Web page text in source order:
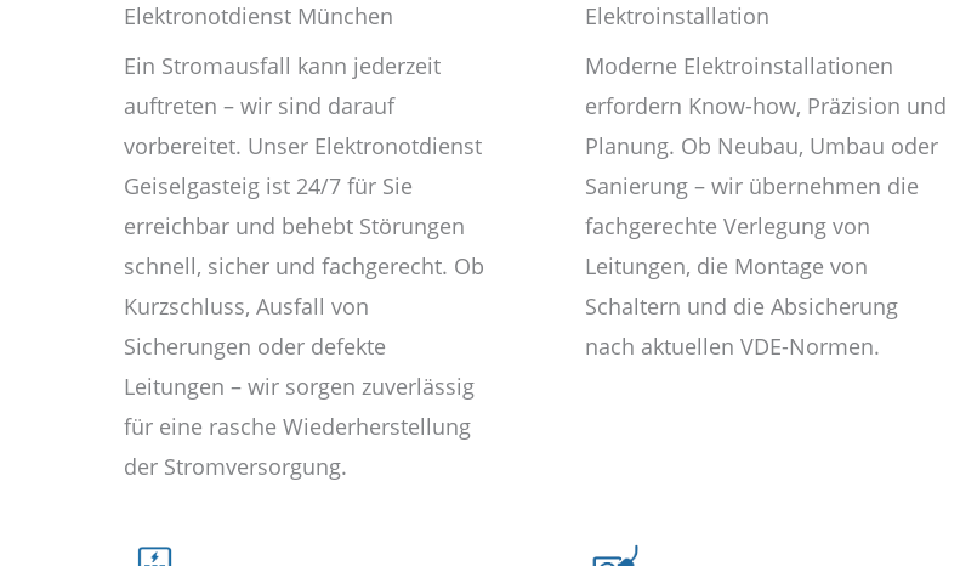
Elektronotdienst München
Ein Stromausfall kann jederzeit
auftreten – wir sind darauf
vorbereitet. Unser Elektronotdienst
Geiselgasteig ist 24/7 für Sie
erreichbar und behebt Störungen
schnell, sicher und fachgerecht. Ob
Kurzschluss, Ausfall von
Sicherungen oder defekte
Leitungen – wir sorgen zuverlässig
für eine rasche Wiederherstellung
der Stromversorgung.
Elektroinstallation
Moderne Elektroinstallationen
erfordern Know-how, Präzision und
Planung. Ob Neubau, Umbau oder
Sanierung – wir übernehmen die
fachgerechte Verlegung von
Leitungen, die Montage von
Schaltern und die Absicherung
nach aktuellen VDE-Normen.